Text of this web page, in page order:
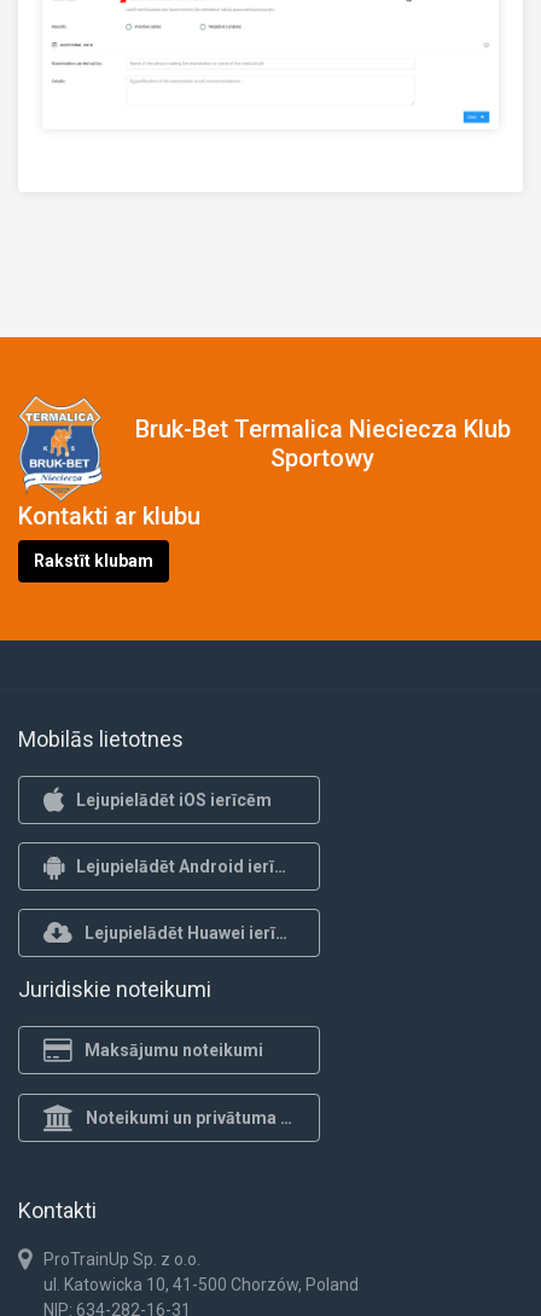
Bruk-Bet Termalica Nieciecza Klub
Sportowy
Kontakti ar klubu
Rakstīt klubam
Mobilās lietotnes
Lejupielādēt iOS ierīcēm
Lejupielādēt Android ierīcēm
Lejupielādēt Huawei ierīcēm
Juridiskie noteikumi
Maksājumu noteikumi
Noteikumi un privātuma politika
Kontakti
ProTrainUp Sp. z o.o.
ul. Katowicka 10, 41-500 Chorzów, Poland
NIP: 634-282-16-31